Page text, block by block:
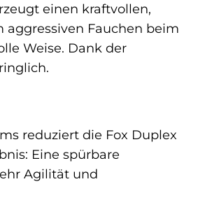
einen kraftvollen,
aggressiven Fauchen beim
Weise. Dank der
reduziert die Fox Duplex
Eine spürbare
Agilität und